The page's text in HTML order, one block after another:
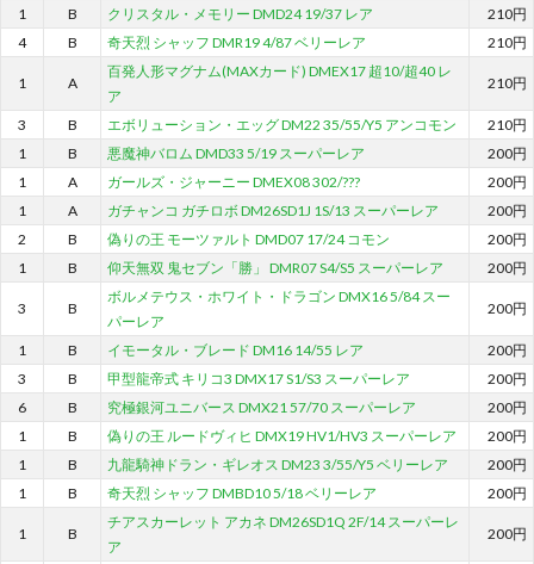
1
B クリスタル・メモリー DMD24 19/37 レア
210円
4
B 奇天烈 シャッフ DMR19 4/87 ベリーレア 210円
1 A
百発人形マグナム(MAXカード) DMEX17 超10/超40 レ
ア
210円
3 B エボリューション・エッグ DM22 35/55/Y5 アンコモン
210円
1
B 悪魔神バロム DMD33 5/19 スーパーレア
200円
1
A ガールズ・ジャーニー DMEX08 302/???
200円
1
A ガチャンコ ガチロボ DM26SD1J 1S/13 スーパーレア
200円
2
B 偽りの王 モーツァルト DMD07 17/24 コモン
200円
1
B 仰天無双 鬼セブン「勝」 DMR07 S4/S5 スーパーレア 200円
3 B
ボルメテウス・ホワイト・ドラゴン DMX16 5/84 スー
パーレア
200円
1 B イモータル・ブレード DM16 14/55 レア
200円
3
B 甲型龍帝式 キリコ3 DMX17 S1/S3 スーパーレア
200円
6
B 究極銀河ユニバース DMX21 57/70 スーパーレア
200円
1
B 偽りの王 ルードヴィヒ DMX19 HV1/HV3 スーパーレア
200円
1
B 九龍騎神ドラン・ギレオス DM23 3/55/Y5 ベリーレア
200円
1
B 奇天烈 シャッフ DMBD10 5/18 ベリーレア 200円
1 B
チアスカーレット アカネ DM26SD1Q 2F/14 スーパーレ
ア
200円